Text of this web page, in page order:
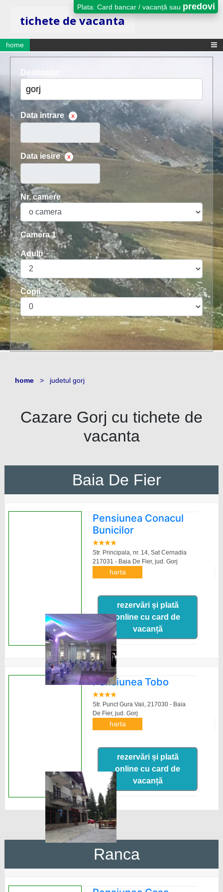
Plata: Card bancar / vacanță sau predovi
tichete de vacanta
home
Destinația:
Data intrare x
Data iesire x
Nr. camere
Camera 1
Adulti
Copii
home > judetul gorj
Cazare Gorj cu tichete de
vacanta
Baia De Fier
Pensiunea Conacul
Bunicilor
Str. Principala, nr. 14, Sat Cernadia
217031 - Baia De Fier, jud. Gorj
harta
rezervări și plată
online cu card de
vacanță
Pensiunea Tobo
Str. Punct Gura Vaii, 217030 - Baia
De Fier, jud. Gorj
harta
rezervări și plată
online cu card de
vacanță
Ranca